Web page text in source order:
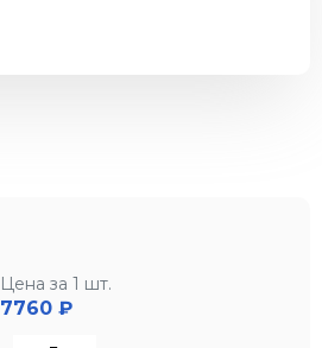
Цена за 1 шт.
7760 ₽